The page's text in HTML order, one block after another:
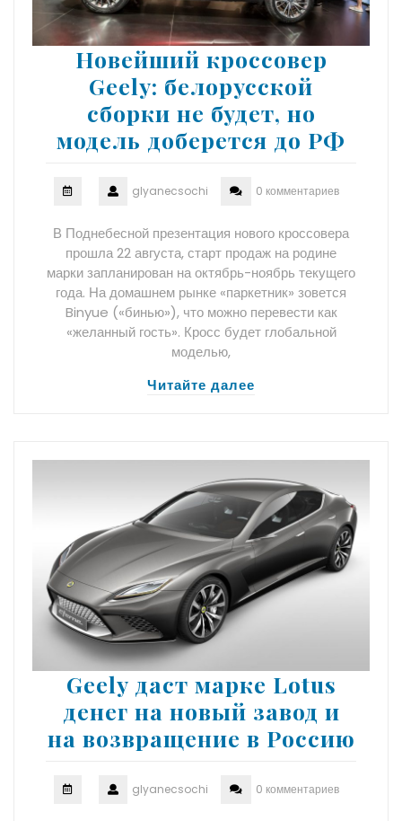
Новейший кроссовер
Geely: белорусской
сборки не будет, но
модель доберется до РФ
glyanecsochi 0 комментариев
В Поднебесной презентация нового кроссовера
прошла 22 августа, старт продаж на родине
марки запланирован на октябрь-ноябрь текущего
года. На домашнем рынке «паркетник» зовется
Binyue («бинью»), что можно перевести как
«желанный гость». Кросс будет глобальной
моделью,
Читайте далее
Geely даст марке Lotus
денег на новый завод и
на возвращение в Россию
glyanecsochi 0 комментариев